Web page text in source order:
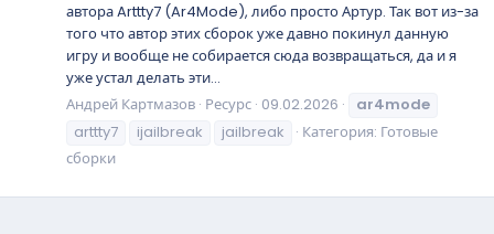
автора Arttty7 (Ar4Mode), либо просто Артур. Так вот из-за
того что автор этих сборок уже давно покинул данную
игру и вообще не собирается сюда возвращаться, да и я
уже устал делать эти...
Андрей Картмазов Ресурс 09.02.2026
ar4mode
arttty7
ijailbreak jailbreak Категория: Готовые
сборки